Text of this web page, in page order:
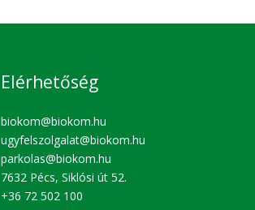
Elérhetőség
biokom@biokom.hu
ugyfelszolgalat@biokom.hu
parkolas@biokom.hu
7632 Pécs, Siklósi út 52.
+36 72 502 100